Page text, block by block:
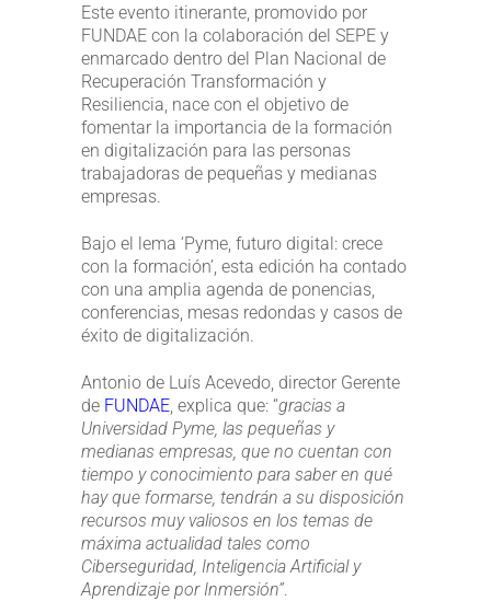
Este evento itinerante, promovido por
FUNDAE con la colaboración del SEPE y
enmarcado dentro del Plan Nacional de
Recuperación Transformación y
Resiliencia, nace con el objetivo de
fomentar la importancia de la formación
en digitalización para las personas
trabajadoras de pequeñas y medianas
empresas.
Bajo el lema ‘Pyme, futuro digital: crece
con la formación’, esta edición ha contado
con una amplia agenda de ponencias,
conferencias, mesas redondas y casos de
éxito de digitalización.
Antonio de Luís Acevedo, director Gerente
de FUNDAE, explica que: “gracias a
Universidad Pyme, las pequeñas y
medianas empresas, que no cuentan con
tiempo y conocimiento para saber en qué
hay que formarse, tendrán a su disposición
recursos muy valiosos en los temas de
máxima actualidad tales como
Ciberseguridad, Inteligencia Artificial y
Aprendizaje por Inmersión”.